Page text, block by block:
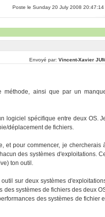
Poste le Sunday 20 July 2008 20:47:14
Envoyé par: Vincent-Xavier
ainsi que par un
logiciel spécifique entre deux OS.
déplacement de fichiers.
et pour commencer, je chercherais
des systèmes d'exploitations.
ton outil.
sur deux systèmes
des systèmes de fichiers des deux
des systèmes de fichier